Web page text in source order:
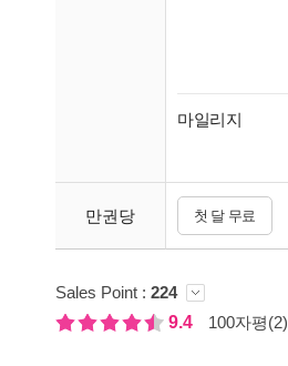
마일리지
만권당 첫 달 무료
Sales Point : 224
9.4
100자평(2)